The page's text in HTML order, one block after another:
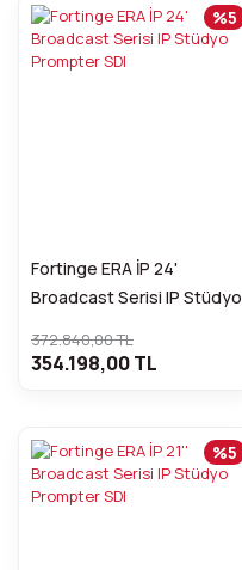
Fortinge ERA İP 24'
Broadcast Serisi IP Stüdyo
%5
372.840,00 TL
354.198,00 TL
%5